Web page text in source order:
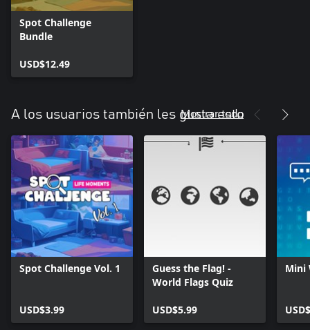
Spot Challenge
Bundle
USD$12.49
A los usuarios también les gusta esto
Mostrar todo
Spot Challenge Vol. 1
USD$3.99
Guess the Flag! -
World Flags Quiz
USD$5.99
Mini